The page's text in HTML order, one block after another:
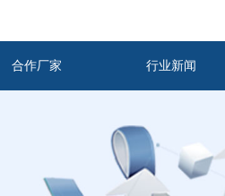
合作厂家 行业新闻